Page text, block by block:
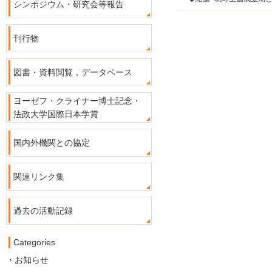
シンポジウム・研究会等報告
刊行物
図書・資料閲覧，データベース
ヨーゼフ・クライナー博士記念・
法政大学国際日本学賞
国内外機関との協定
関連リンク集
過去の活動記録
Categories
お知らせ